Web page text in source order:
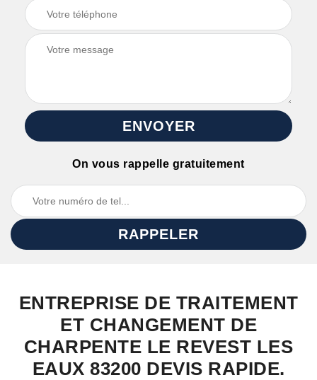
On vous rappelle gratuitement
ENTREPRISE DE TRAITEMENT
ET CHANGEMENT DE
CHARPENTE LE REVEST LES
EAUX 83200 DEVIS RAPIDE.